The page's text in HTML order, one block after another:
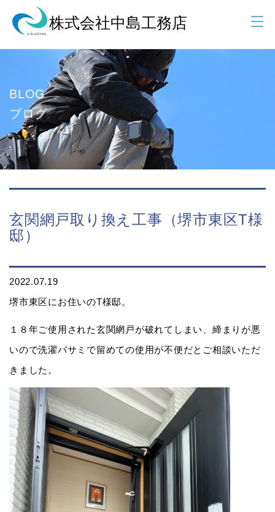
BLOG
ブログ
玄関網戸取り換え工事（堺市東区T様
邸）
2022.07.19
堺市東区にお住いのT様邸。
１８年ご使用された玄関網戸が破れてしまい、締まりが悪
いので洗濯バサミで留めての使用が不便だとご相談いただ
きました。